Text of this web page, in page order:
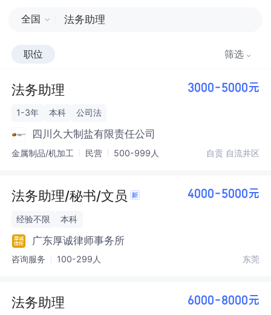
全国
职位 筛选
法务助理 3000-5000元
1-3年 本科 公司法
四川久大制盐有限责任公司
金属制品/机加工 民营 500-999人 自贡 自流井区
法务助理/秘书/文员 4000-5000元
经验不限 本科
广东厚诚律师事务所
咨询服务 100-299人 东莞
法务助理 6000-8000元